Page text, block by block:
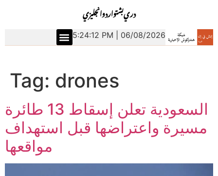
انجليزياردوبشتودري
5:24:12 PM | 06/08/2026
Tag: drones
السعودية تعلن إسقاط 13 طائرة
مسيرة واعتراضها قبل استهداف
مواقعها